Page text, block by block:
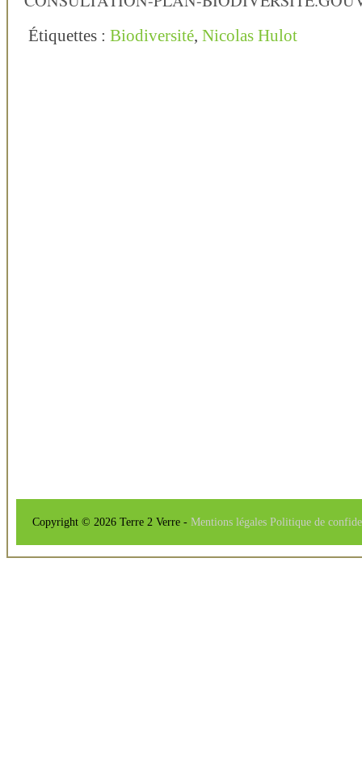
Étiquettes : Biodiversité, Nicolas Hulot
Copyright © 2026 Terre 2 Verre - Mentions légales Politique de